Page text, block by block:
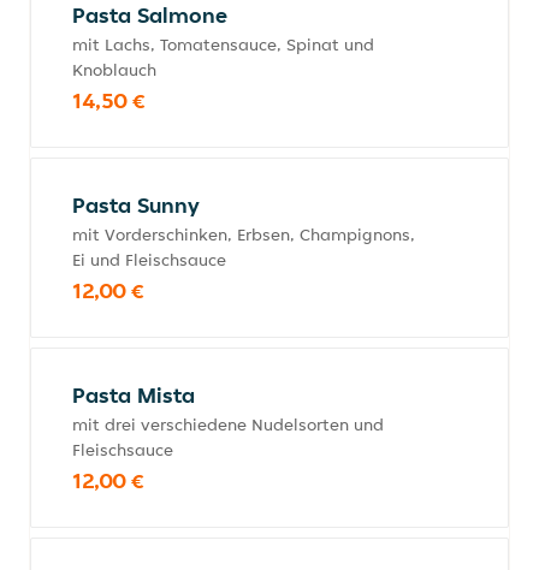
Pasta Salmone
mit Lachs, Tomatensauce, Spinat und
Knoblauch
14,50 €
Pasta Sunny
mit Vorderschinken, Erbsen, Champignons,
Ei und Fleischsauce
12,00 €
Pasta Mista
mit drei verschiedene Nudelsorten und
Fleischsauce
12,00 €